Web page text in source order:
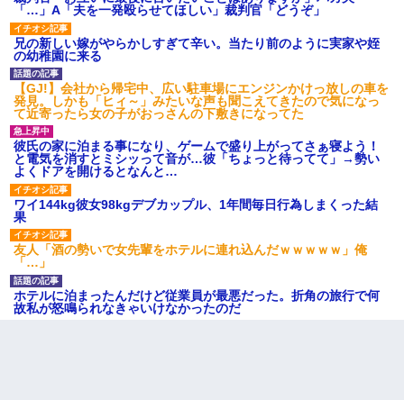
「…」A「夫を一発殴らせてほしい」裁判官「どうぞ」
兄の新しい嫁がやらかしすぎて辛い。当たり前のように実家や姪
の幼稚園に来る
【GJ!】会社から帰宅中、広い駐車場にエンジンかけっ放しの車を
発見。しかも「ヒィ～」みたいな声も聞こえてきたので気になっ
て近寄ったら女の子がおっさんの下敷きになってた
彼氏の家に泊まる事になり、ゲームで盛り上がってさぁ寝よう！
と電気を消すとミシッって音が…彼「ちょっと待ってて」→勢い
よくドアを開けるとなんと…
ワイ144kg彼女98kgデブカップル、1年間毎日行為しまくった結
果
友人「酒の勢いで女先輩をホテルに連れ込んだｗｗｗｗｗ」俺
「…」
ホテルに泊まったんだけど従業員が最悪だった。折角の旅行で何
故私が怒鳴られなきゃいけなかったのだ